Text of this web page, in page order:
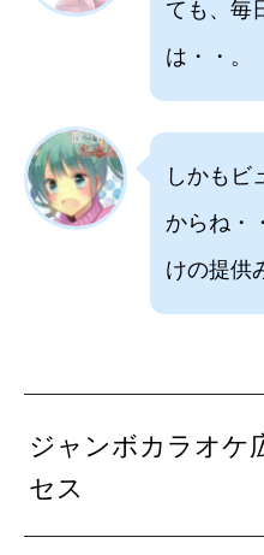
ても、毎
は・・。
しかもビ
からね・
けの提供
ジャンボカラオケ
セス